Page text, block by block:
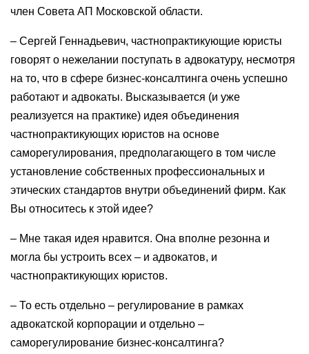
член Совета АП Московской области.
– Сергей Геннадьевич, частнопрактикующие юристы
говорят о нежелании поступать в адвокатуру, несмотря
на то, что в сфере бизнес-консалтинга очень успешно
работают и адвокаты. Высказывается (и уже
реализуется на практике) идея объединения
частнопрактикующих юристов на основе
саморегулирования, предполагающего в том числе
установление собственных профессиональных и
этических стандартов внутри объединений фирм. Как
Вы относитесь к этой идее?
– Мне такая идея нравится. Она вполне резонна и
могла бы устроить всех – и адвокатов, и
частнопрактикующих юристов.
– То есть отдельно – регулирование в рамках
адвокатской корпорации и отдельно –
саморегулирование бизнес-консалтинга?